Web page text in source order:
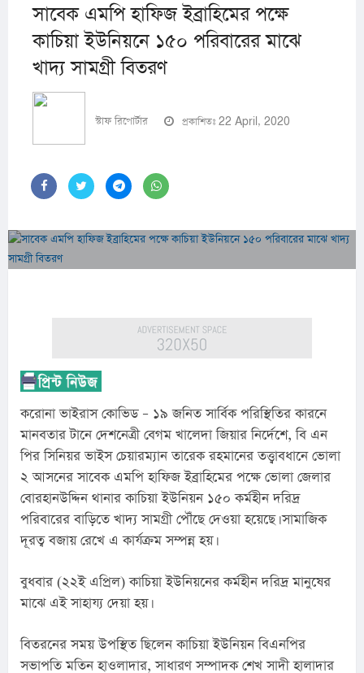
সাবেক এমপি হাফিজ ইব্রাহিমের পক্ষে
কাচিয়া ইউনিয়নে ১৫০ পরিবারের মাঝে
খাদ্য সামগ্রী বিতরণ
স্টাফ রিপোর্টার প্রকাশিতঃ 22 April, 2020
করোনা ভাইরাস কোভিড – ১৯ জনিত সার্বিক পরিস্থিতির কারনে
মানবতার টানে দেশনেত্রী বেগম খালেদা জিয়ার নির্দেশে, বি এন
পির সিনিয়র ভাইস চেয়ারম্যান তারেক রহমানের তত্ত্বাবধানে ভোলা
২ আসনের সাবেক এমপি হাফিজ ইব্রাহিমের পক্ষে ভোলা জেলার
বোরহানউদ্দিন থানার কাচিয়া ইউনিয়ন ১৫০ কর্মহীন দরিদ্র
পরিবারের বাড়িতে খাদ্য সামগ্রী পৌঁছে দেওয়া হয়েছে। সামাজিক
দূরত্ব বজায় রেখে এ কার্যক্রম সম্পন্ন হয়।
বুধবার (২২ই এপ্রিল) কাচিয়া ইউনিয়নের কর্মহীন দরিদ্র মানুষের
মাঝে এই সাহায্য দেয়া হয়।
বিতরনের সময় উপস্থিত ছিলেন কাচিয়া ইউনিয়ন বিএনপির
সভাপতি মতিন হাওলাদার, সাধারণ সম্পাদক শেখ সাদী হালাদার